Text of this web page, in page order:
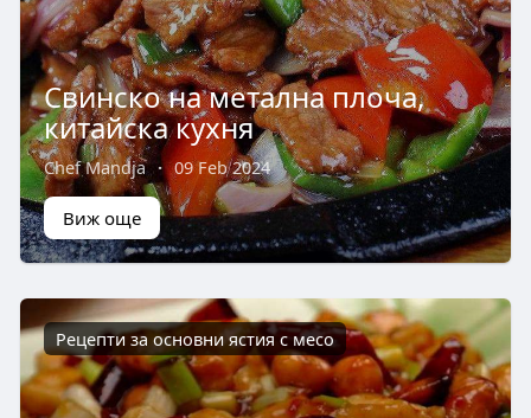
Свинско на метална плоча,
китайска кухня
Chef Mandja · 09 Feb 2024
Виж още
Рецепти за основни ястия с месо